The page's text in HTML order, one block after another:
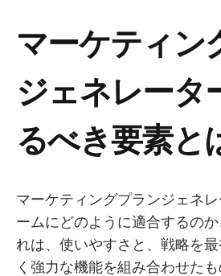
マーケティン
ジェネレータ
るべき要素と
マーケティングプランジェネ
ームにどのように適合するの
れは、使いやすさと、戦略を
く強力な機能を組み合わせた